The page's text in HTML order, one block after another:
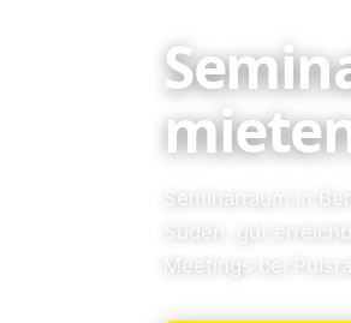
Seminarraum in
Süden, gut
Meetings bei